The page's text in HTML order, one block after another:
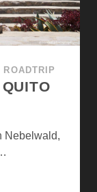
ROADTRIP
Nebelwald,